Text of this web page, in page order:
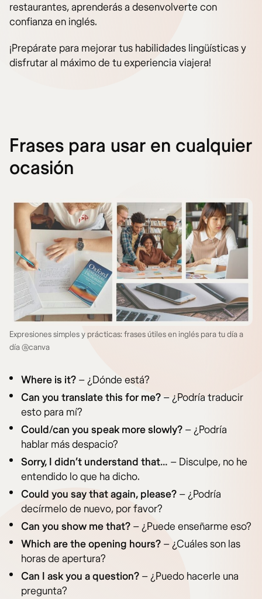
restaurantes, aprenderás a desenvolverte con
confianza en inglés.
¡Prepárate para mejorar tus habilidades lingüísticas y
disfrutar al máximo de tu experiencia viajera!
Frases para usar en cualquier
ocasión
Expresiones simples y prácticas: frases útiles en inglés para tu día a
día @canva
Where is it? – ¿Dónde está?
Can you translate this for me? – ¿Podría traducir
esto para mí?
Could/can you speak more slowly? – ¿Podría
hablar más despacio?
Sorry, I didn’t understand that… – Disculpe, no he
entendido lo que ha dicho.
Could you say that again, please? – ¿Podría
decírmelo de nuevo, por favor?
Can you show me that? – ¿Puede enseñarme eso?
Which are the opening hours? – ¿Cuáles son las
horas de apertura?
Can I ask you a question? – ¿Puedo hacerle una
pregunta?